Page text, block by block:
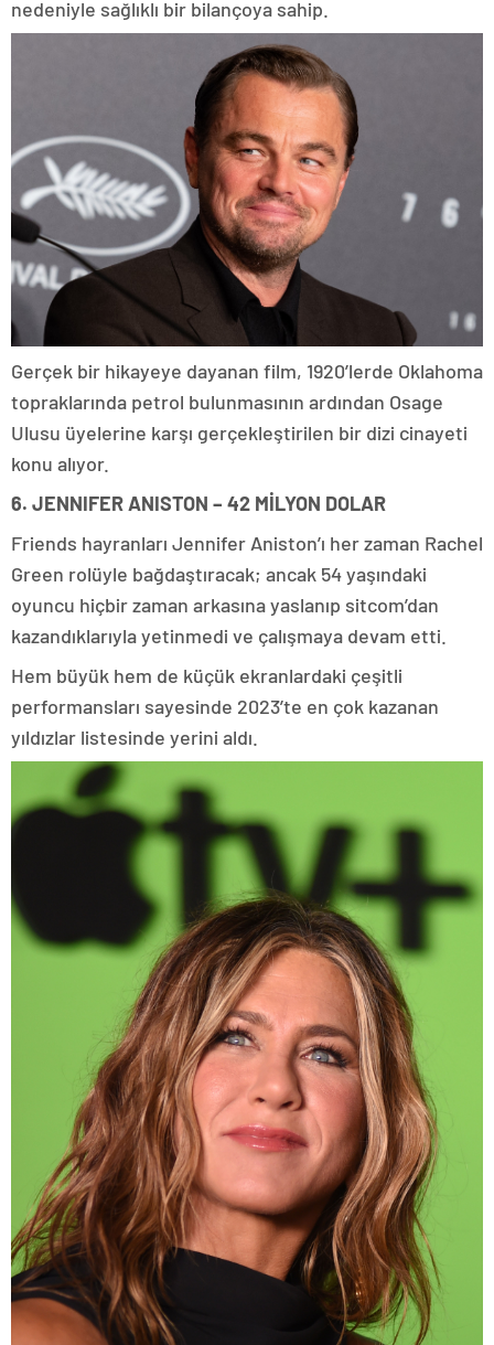
nedeniyle sağlıklı bir bilançoya sahip.
Gerçek bir hikayeye dayanan film, 1920’lerde Oklahoma
topraklarında petrol bulunmasının ardından Osage
Ulusu üyelerine karşı gerçekleştirilen bir dizi cinayeti
konu alıyor.
6. JENNIFER ANISTON – 42 MİLYON DOLAR
Friends hayranları Jennifer Aniston’ı her zaman Rachel
Green rolüyle bağdaştıracak; ancak 54 yaşındaki
oyuncu hiçbir zaman arkasına yaslanıp sitcom’dan
kazandıklarıyla yetinmedi ve çalışmaya devam etti.
Hem büyük hem de küçük ekranlardaki çeşitli
performansları sayesinde 2023’te en çok kazanan
yıldızlar listesinde yerini aldı.